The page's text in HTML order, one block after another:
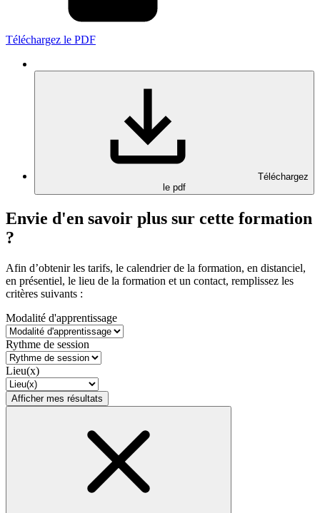
Téléchargez le PDF
Téléchargez
le pdf
Envie d'en savoir plus sur cette formation
?
Afin d’obtenir les tarifs, le calendrier de la formation, en distanciel,
en présentiel, le lieu de la formation et un contact, remplissez les
critères suivants :
Modalité d'apprentissage
Rythme de session
Lieu(x)
Afficher mes résultats